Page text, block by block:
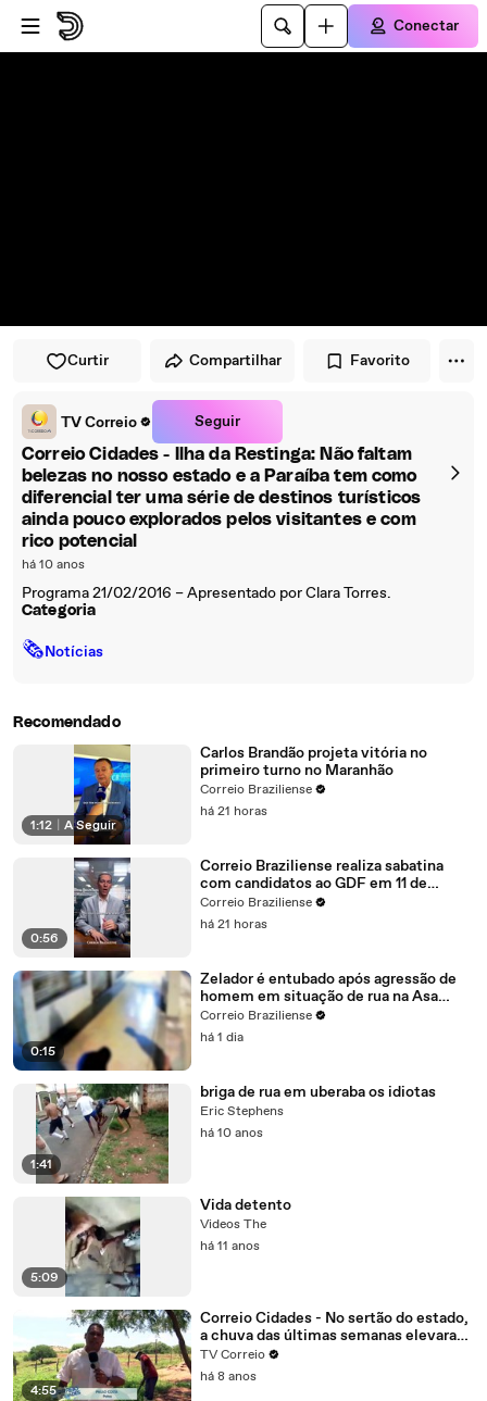
Pular para o player
Ir para o conteúdo principal
Conectar
Curtir Compartilhar Favorito
TV Correio Seguir
Correio Cidades - Ilha da Restinga: Não faltam
belezas no nosso estado e a Paraíba tem como
diferencial ter uma série de destinos turísticos
ainda pouco explorados pelos visitantes e com
rico potencial
há 10 anos
Programa 21/02/2016 – Apresentado por Clara Torres.
Categoria
🗞Notícias
Recomendado
1:12 A Seguir
Carlos Brandão projeta vitória no
primeiro turno no Maranhão
Correio Braziliense
há 21 horas
0:56
Correio Braziliense realiza sabatina
com candidatos ao GDF em 11 de
agosto
Correio Braziliense
há 21 horas
0:15
Zelador é entubado após agressão de
homem em situação de rua na Asa
Norte
Correio Braziliense
há 1 dia
1:41
briga de rua em uberaba os idiotas
Eric Stephens
há 10 anos
5:09
Vida detento
Videos The
há 11 anos
4:55
Correio Cidades - No sertão do estado,
a chuva das últimas semanas elevaram
o nível dos reservatórios na região de
Patos.
TV Correio
há 8 anos